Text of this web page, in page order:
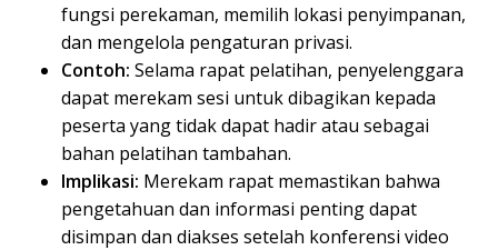
fungsi perekaman, memilih lokasi penyimpanan,
dan mengelola pengaturan privasi.
Contoh: Selama rapat pelatihan, penyelenggara
dapat merekam sesi untuk dibagikan kepada
peserta yang tidak dapat hadir atau sebagai
bahan pelatihan tambahan.
Implikasi: Merekam rapat memastikan bahwa
pengetahuan dan informasi penting dapat
disimpan dan diakses setelah konferensi video